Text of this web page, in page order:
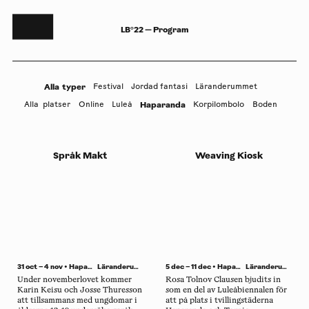
LB°22 — Program
Alla typer Festival Jordad fantasi Läranderummet
Alla platser Online Luleå Haparanda Korpilombolo Boden
Språk Makt
31 oct – 4 nov • Haparanda •Läranderummet
Under novemberlovet kommer
Karin Keisu och Josse Thuresson
att tillsammans med ungdomar i
Weaving Kiosk
5 dec – 11 dec • Haparanda •Läranderummet
Rosa Tolnov Clausen bjudits in
som en del av Luleåbiennalen för
att på plats i tvillingstäderna